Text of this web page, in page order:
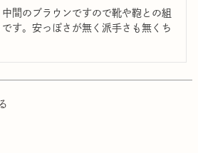
間のブラウンですので靴や鞄との組
す。安っぽさが無く派手さも無くち